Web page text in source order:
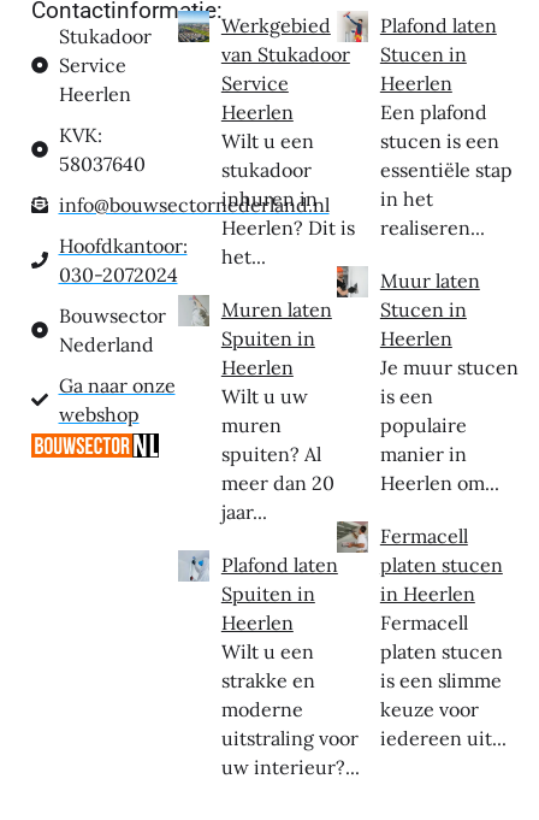
Contactinformatie:
Stukadoor
Service
Heerlen
KVK:
58037640
info@bouwsectornederland.nl
Hoofdkantoor:
030-2072024
Bouwsector
Nederland
Ga naar onze
webshop
Werkgebied
van Stukadoor
Service
Heerlen
Wilt u een
stukadoor
inhuren in
Heerlen? Dit is
het...
Muren laten
Spuiten in
Heerlen
Wilt u uw
muren
spuiten? Al
meer dan 20
jaar...
Plafond laten
Spuiten in
Heerlen
Wilt u een
strakke en
moderne
uitstraling voor
uw interieur?...
Plafond laten
Stucen in
Heerlen
Een plafond
stucen is een
essentiële stap
in het
realiseren...
Muur laten
Stucen in
Heerlen
Je muur stucen
is een
populaire
manier in
Heerlen om...
Fermacell
platen stucen
in Heerlen
Fermacell
platen stucen
is een slimme
keuze voor
iedereen uit...